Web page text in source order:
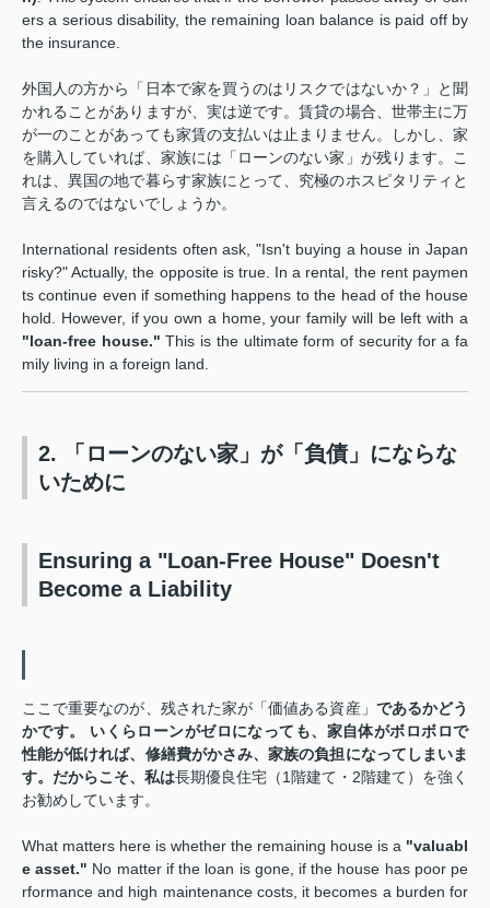
ers a serious disability, the remaining loan balance is paid off by
the insurance.
外国人の方から「日本で家を買うのはリスクではないか？」と聞
かれることがありますが、実は逆です。賃貸の場合、世帯主に万
が一のことがあっても家賃の支払いは止まりません。しかし、家
を購入していれば、家族には「ローンのない家」が残ります。こ
れは、異国の地で暮らす家族にとって、究極のホスピタリティと
言えるのではないでしょうか。
International residents often ask, "Isn't buying a house in Japan
risky?" Actually, the opposite is true. In a rental, the rent paymen
ts continue even if something happens to the head of the house
hold. However, if you own a home, your family will be left with a
"loan-free house." This is the ultimate form of security for a fa
mily living in a foreign land.
2. 「ローンのない家」が「負債」にならな
いために
Ensuring a "Loan-Free House" Doesn't
Become a Liability
ここで重要なのが、残された家が「価値ある資産」 であるかどう
かです。 いくらローンがゼロになっても、家自体がボロボロで
性能が低ければ、修繕費がかさみ、家族の負担になってしまいま
す。だからこそ、私は長期優良住宅（1階建て・2階建て）を強く
お勧めしています。
What matters here is whether the remaining house is a "valuabl
e asset." No matter if the loan is gone, if the house has poor pe
rformance and high maintenance costs, it becomes a burden for